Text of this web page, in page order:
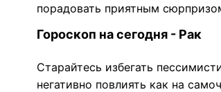
порадовать приятным
Гороскоп на сегодня - Рак
Старайтесь избегать
негативно повлиять как на